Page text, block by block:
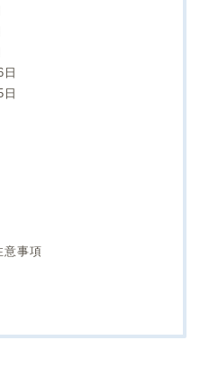
意事項